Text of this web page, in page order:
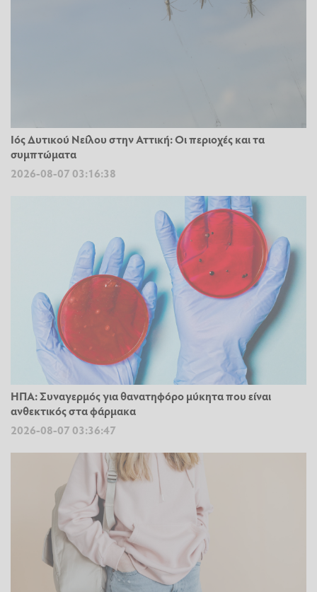
Ιός Δυτικού Νείλου στην Αττική: Οι περιοχές και τα
συμπτώματα
2026-08-07 03:16:38
ΗΠΑ: Συναγερμός για θανατηφόρο μύκητα που είναι
ανθεκτικός στα φάρμακα
2026-08-07 03:36:47